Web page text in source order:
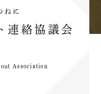
ねに
連絡協議会
Association